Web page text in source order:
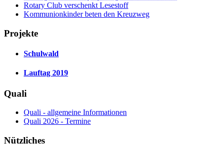
Rotary Club verschenkt Lesestoff
Kommunionkinder beten den Kreuzweg
Projekte
Schulwald
Lauftag 2019
Quali
Quali - allgemeine Informationen
Quali 2026 - Termine
Nützliches